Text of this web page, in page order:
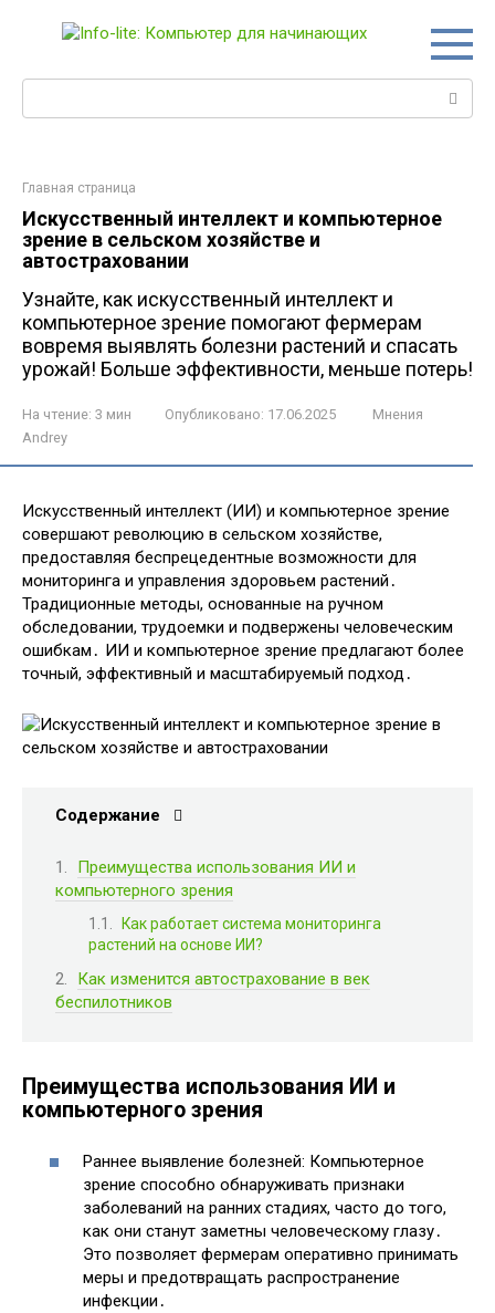
Главная страница
Искусственный интеллект и компьютерное
зрение в сельском хозяйстве и
автостраховании
Узнайте, как искусственный интеллект и
компьютерное зрение помогают фермерам
вовремя выявлять болезни растений и спасать
урожай! Больше эффективности, меньше потерь!
На чтение: 3 мин Опубликовано: 17.06.2025
Мнения
Andrey
Искусственный интеллект (ИИ) и компьютерное зрение
совершают революцию в сельском хозяйстве,
предоставляя беспрецедентные возможности для
мониторинга и управления здоровьем растений․
Традиционные методы, основанные на ручном
обследовании, трудоемки и подвержены человеческим
ошибкам․ ИИ и компьютерное зрение предлагают более
точный, эффективный и масштабируемый подход․
Содержание
Преимущества использования ИИ и
компьютерного зрения
Как работает система мониторинга
растений на основе ИИ?
Как изменится автострахование в век
беспилотников
Преимущества использования ИИ и
компьютерного зрения
Раннее выявление болезней: Компьютерное
зрение способно обнаруживать признаки
заболеваний на ранних стадиях, часто до того,
как они станут заметны человеческому глазу․
Это позволяет фермерам оперативно принимать
меры и предотвращать распространение
инфекции․